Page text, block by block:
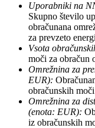
Uporabniki na
Skupno število
obračunana
za prevzeto
Vsota
moči za obračun
Omrežnina za
EUR):
obračunskih moči
Omrežnina za
(enota: EUR):
iz obračunskih